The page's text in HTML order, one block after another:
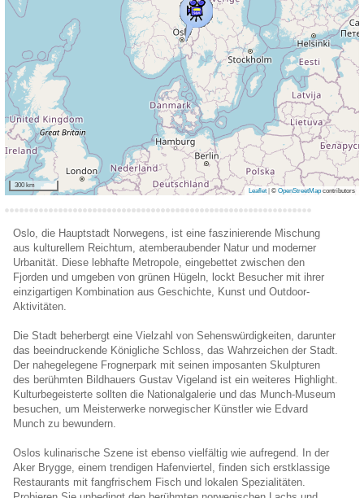
300 km
Leaflet © OpenStreetMap contributors
Oslo, die Hauptstadt Norwegens, ist eine faszinierende Mischung
aus kulturellem Reichtum, atemberaubender Natur und moderner
Urbanität. Diese lebhafte Metropole, eingebettet zwischen den
Fjorden und umgeben von grünen Hügeln, lockt Besucher mit ihrer
einzigartigen Kombination aus Geschichte, Kunst und Outdoor-
Aktivitäten.
Die Stadt beherbergt eine Vielzahl von Sehenswürdigkeiten, darunter
das beeindruckende Königliche Schloss, das Wahrzeichen der Stadt.
Der nahegelegene Frognerpark mit seinen imposanten Skulpturen
des berühmten Bildhauers Gustav Vigeland ist ein weiteres Highlight.
Kulturbegeisterte sollten die Nationalgalerie und das Munch-Museum
besuchen, um Meisterwerke norwegischer Künstler wie Edvard
Munch zu bewundern.
Oslos kulinarische Szene ist ebenso vielfältig wie aufregend. In der
Aker Brygge, einem trendigen Hafenviertel, finden sich erstklassige
Restaurants mit fangfrischem Fisch und lokalen Spezialitäten.